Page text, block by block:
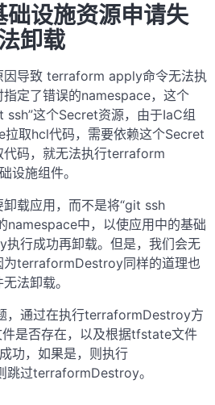
设施资源申请失
卸载
因导致 terraform apply命令无法执
定了错误的namespace，这个
这个Secret资源，由于IaC组
取hcl代码，需要依赖这个Secret
代码，就无法执行terraform
设施组件。
载应用，而不是将“git ssh
namespace中，以使应用中的基础
行成功再卸载。但是，我们会无
为terraformDestroy同样的道理也
法卸载。
，通过在执行terraformDestroy方
是否存在，以及根据tfstate文件
功，如果是，则执行
过terraformDestroy。